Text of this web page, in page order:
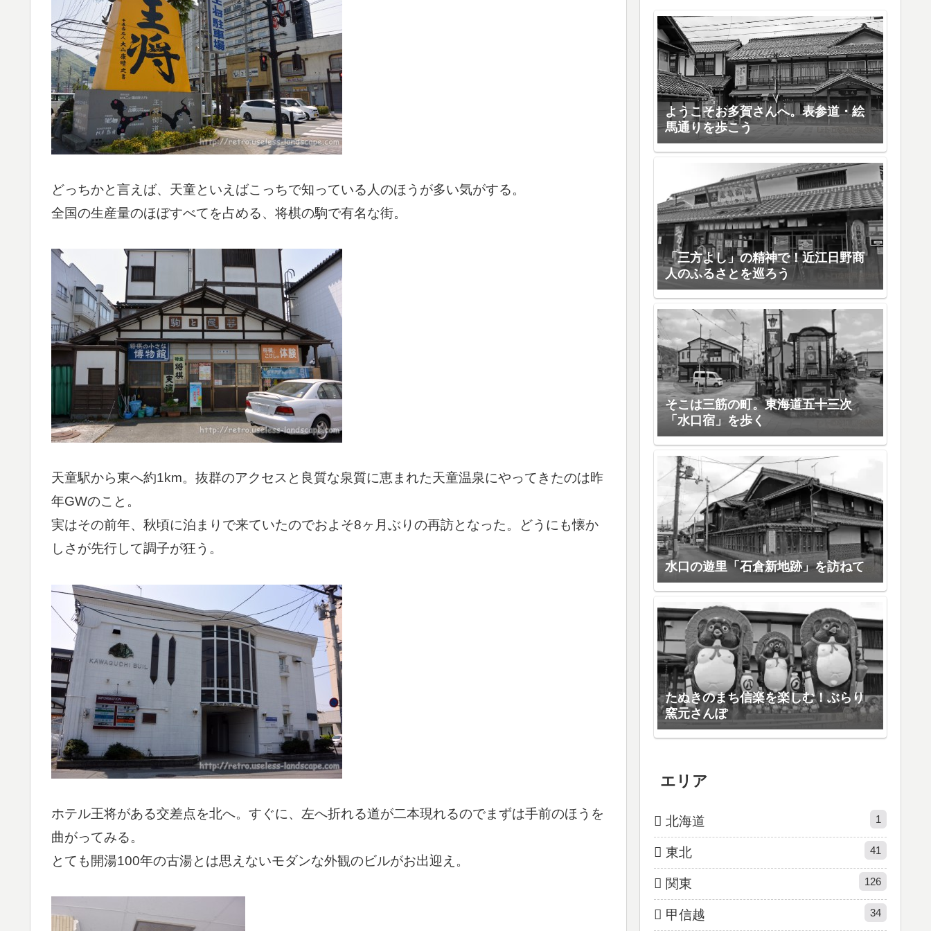
どっちかと言えば、天童といえばこっちで知っている人のほうが多い気がする。
全国の生産量のほぼすべてを占める、将棋の駒で有名な街。
天童駅から東へ約1km。抜群のアクセスと良質な泉質に恵まれた天童温泉にやってきたのは昨
年GWのこと。
実はその前年、秋頃に泊まりで来ていたのでおよそ8ヶ月ぶりの再訪となった。どうにも懐か
しさが先行して調子が狂う。
ホテル王将がある交差点を北へ。すぐに、左へ折れる道が二本現れるのでまずは手前のほうを
曲がってみる。
とても開湯100年の古湯とは思えないモダンな外観のビルがお出迎え。
ようこそお多賀さんへ。表参道・絵
馬通りを歩こう
「三方よし」の精神で！近江日野商
人のふるさとを巡ろう
そこは三筋の町。東海道五十三次
「水口宿」を歩く
水口の遊里「石倉新地跡」を訪ねて
たぬきのまち信楽を楽しむ！ぶらり
窯元さんぽ
エリア
北海道 1
東北 41
関東 126
甲信越 34